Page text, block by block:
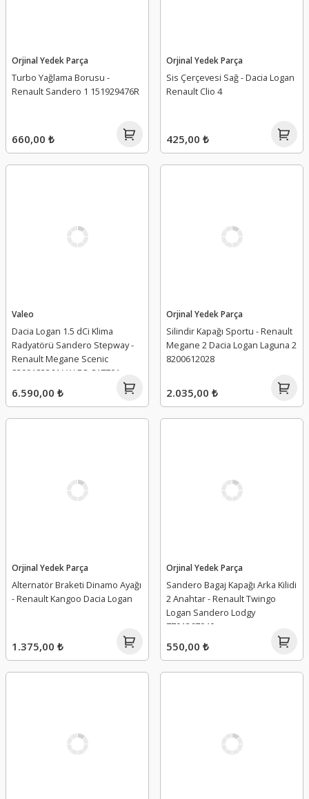
Orjinal Yedek Parça
Turbo Yağlama Borusu -
Renault Sandero 1 151929476R
660,00 ₺
Orjinal Yedek Parça
Sis Çerçevesi Sağ - Dacia Logan
Renault Clio 4
425,00 ₺
Valeo
Dacia Logan 1.5 dCi Klima
Radyatörü Sandero Stepway -
Renault Megane Scenic
8200182361 VALEO 817701
6.590,00 ₺
Orjinal Yedek Parça
Silindir Kapağı Sportu - Renault
Megane 2 Dacia Logan Laguna 2
8200612028
2.035,00 ₺
Orjinal Yedek Parça
Alternatör Braketi Dinamo Ayağı
- Renault Kangoo Dacia Logan
1.375,00 ₺
Orjinal Yedek Parça
Sandero Bagaj Kapağı Arka Kilidi
2 Anahtar - Renault Twingo
Logan Sandero Lodgy
7701367940
550,00 ₺